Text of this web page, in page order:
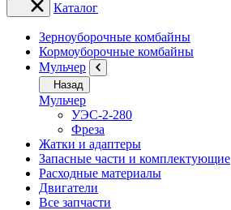
Каталог
Зерноуборочные комбайны
Кормоуборочные комбайны
Мульчер
Назад
Мульчер
УЭС-2-280
Фреза
Жатки и адаптеры
Запасные части и комплектующие
Расходные материалы
Двигатели
Все запчасти